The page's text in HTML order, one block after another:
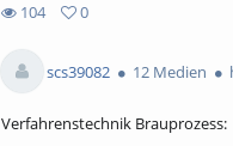
104
views
0
favorites
scs39082
12 Medien
Verfahrenstechnik Brauprozess: